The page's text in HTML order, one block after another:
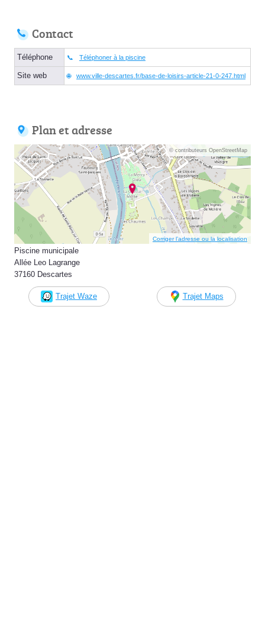
Contact
Téléphone Téléphoner à la piscine
Site web www.ville-descartes.fr/base-de-loisirs-article-21-0-247.html
Plan et adresse
© contributeurs OpenStreetMap
Corriger l’adresse ou la localisation
Piscine municipale
Allée Leo Lagrange
37160 Descartes
Trajet Waze Trajet Maps